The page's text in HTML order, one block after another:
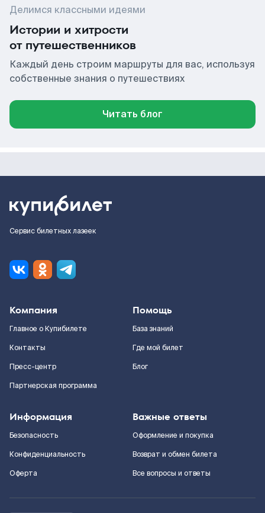
Делимся классными идеями
Истории и хитрости
от путешественников
Каждый день строим маршруты для вас, используя
собственные знания о путешествиях
Читать блог
Сервис билетных лазеек
Компания
Главное о Купибилете
Контакты
Пресс-центр
Партнерская программа
Помощь
База знаний
Где мой билет
Блог
Информация
Безопасность
Конфиденциальность
Оферта
Важные ответы
Оформление и покупка
Возврат и обмен билета
Все вопросы и ответы